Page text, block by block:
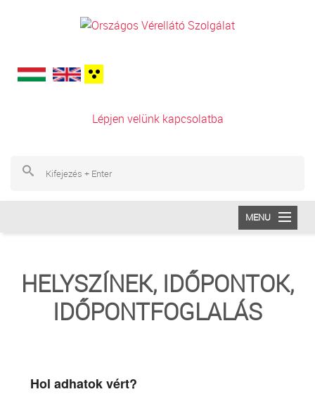
Lépjen velünk kapcsolatba
MENU
VÉRADÁS
HELYSZÍNEK, IDŐPONTOK,
IDŐPONTFOGLALÁS
Hol adhatok vért?